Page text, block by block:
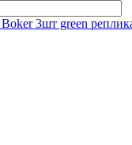
3шт green